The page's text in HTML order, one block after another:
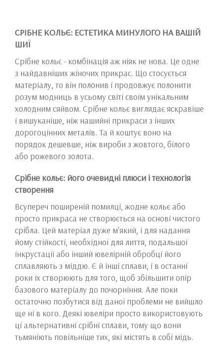
СРІБНЕ КОЛЬЄ: ЕСТЕТИКА МИНУЛОГО НА ВАШІЙ
ШИЇ
Срібне кольє - комбінація аж ніяк не нова. Це одне
з найдавніших жіночих прикрас. Що стосується
матеріалу, то він полонив і продовжує полонити
розум модниць в усьому світі своїм унікальним
холодним сяйвом. Срібне кольє виглядає яскравіше
і вишуканіше, ніж нашийні прикраси з інших
дорогоцінних металів. Та й коштує воно на
порядок дешевше, ніж вироби з жовтого, білого
або рожевого золота.
Срібне кольє: його очевидні плюси і технологія
створення
Всупереч поширеній помилці, жодне кольє або
просто прикраса не створюється на основі чистого
срібла. Цей матеріал дуже м'який, і для надання
йому стійкості, необхідної для лиття, подальшої
інкрустації або інший ювелірній обробці його
сплавляють з міддю. Є й інші сплави, і в останні
роки їх створюють для того, щоб збільшити опір
базового матеріалу до почорніння. Але поки
остаточно позбутися від даної проблеми не вийшло
ще ні в кого. Деякі ювеліри просто використовують
ці альтернативні срібні сплави, тому що вони
тьмяніють повільніше тих, які містять в собі мідь.